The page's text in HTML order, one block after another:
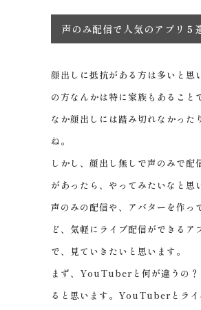
声のみ配信で人気のアプリ５
顔出しに抵抗がある方は多いと思
の方なんかは特に家族もあること
なか顔出しには踏み切れなかった
ね。
しかし、顔出し無しで声のみで配
があったら、やってみたいなと思
声のみの配信や、アバターを作っ
ど、気軽にライブ配信ができるア
で、見ていきたいと思います。
まず、YouTuberと何が違うの？
ると思います。YouTuberとライ